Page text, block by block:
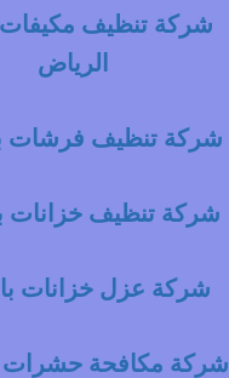
شركة تنظيف
الرياض
شركة تنظيف فرشات
شركة تنظيف خزانات
شركة عزل خزانات
شركة مكافحة حشرات